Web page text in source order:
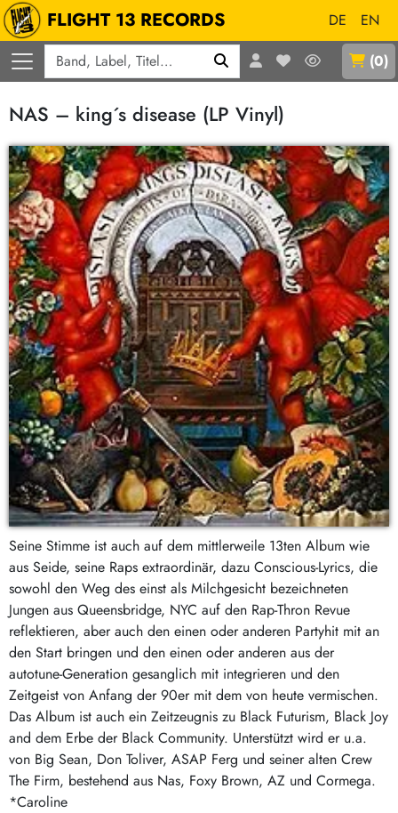
FLIGHT 13 RECORDS DE
EN
(0)
NAS – king´s disease (LP Vinyl)
Seine Stimme ist auch auf dem mittlerweile 13ten Album wie
aus Seide, seine Raps extraordinär, dazu Conscious-Lyrics, die
sowohl den Weg des einst als Milchgesicht bezeichneten
Jungen aus Queensbridge, NYC auf den Rap-Thron Revue
reflektieren, aber auch den einen oder anderen Partyhit mit an
den Start bringen und den einen oder anderen aus der
autotune-Generation gesanglich mit integrieren und den
Zeitgeist von Anfang der 90er mit dem von heute vermischen.
Das Album ist auch ein Zeitzeugnis zu Black Futurism, Black Joy
and dem Erbe der Black Community. Unterstützt wird er u.a.
von Big Sean, Don Toliver, ASAP Ferg und seiner alten Crew
The Firm, bestehend aus Nas, Foxy Brown, AZ und Cormega.
*Caroline